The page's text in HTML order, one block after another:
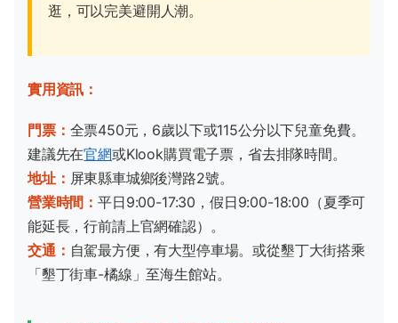
逛，可以完美避開人潮。
實用資訊：
門票： 全票450元，6歲以下或115公分以下兒童免費。
建議先在官網或Klook購買電子票，省去排隊時間。
地址： 屏東縣車城鄉後灣路2號。
營業時間：平日9:00-17:30，假日9:00-18:00（夏季可
能延長，行前請上官網確認）。
交通： 自駕最方便，有大型停車場。或從墾丁大街搭乘
「墾丁街車-橘線」至海生館站。